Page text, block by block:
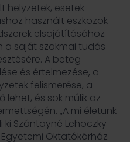
helyzetek, esetek
használt eszközök
elsajátításához
a saját szakmai tudás
A beteg
és értelmezése, a
felismerése, a
lehet, és sok múlik az
„A mi életünk
Szántayné Lehoczky
Oktatókórház